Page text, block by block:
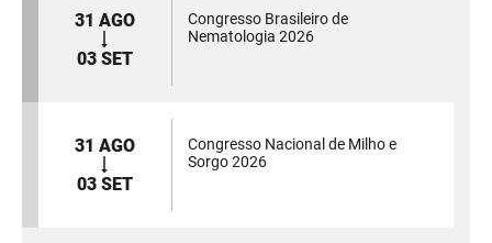
31 AGO
03 SET
Congresso Brasileiro de
Nematologia 2026
31 AGO
03 SET
Congresso Nacional de Milho e
Sorgo 2026